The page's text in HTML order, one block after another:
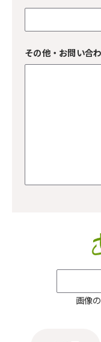
その他・お問い合
画像